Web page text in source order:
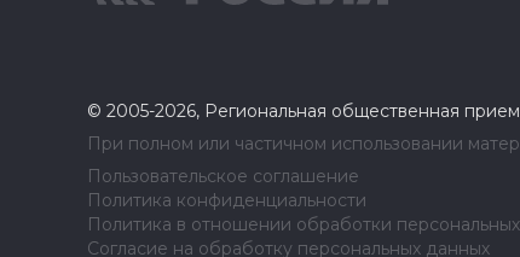
© 2005-2026, Региональная общественная
При полном или частичном использовании
Пользовательское соглашение
Политика конфиденциальности
Политика в отношении обработки
Согласие на обработку персональных данных